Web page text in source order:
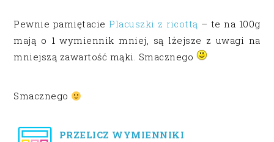
Pewnie pamiętacie Placuszki z ricottą – te na 100g
mają o 1 wymiennik mniej, są lżejsze z uwagi na
mniejszą zawartość mąki. Smacznego
Smacznego
PRZELICZ WYMIENNIKI